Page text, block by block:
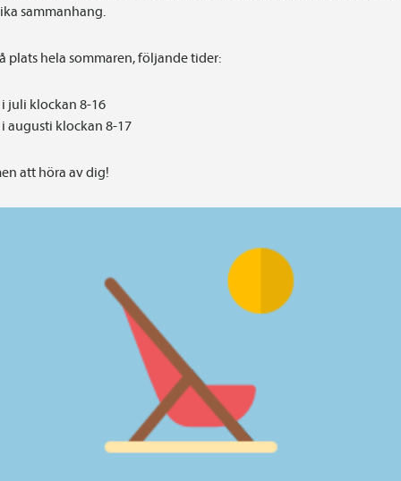
sammanhang.
plats hela sommaren, följande tider:
juli klockan 8-16
augusti klockan 8-17
att höra av dig!